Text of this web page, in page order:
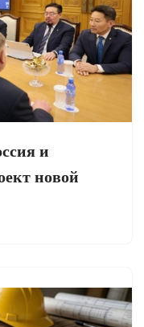
и
новой